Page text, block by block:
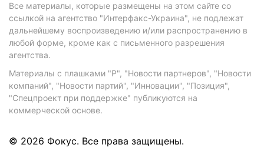
Все материалы, которые размещены на этом сайте со
ссылкой на агентство "Интерфакс-Украина", не подлежат
дальнейшему воспроизведению и/или распространению в
любой форме, кроме как с письменного разрешения
агентства.
Материалы с плашками "Р", "Новости партнеров", "Новости
компаний", "Новости партий", "Инновации", "Позиция",
"Спецпроект при поддержке" публикуются на
коммерческой основе.
© 2026 Фокус. Все права защищены.